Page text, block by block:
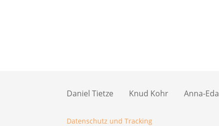
Daniel Tietze Knud Kohr Anna-
Datenschutz und Tracking